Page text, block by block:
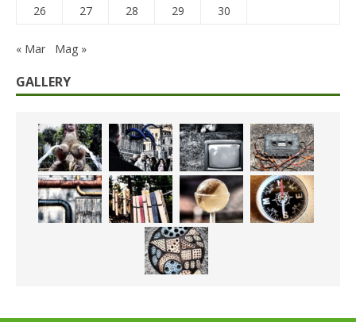
26
27 28 29 30
« Mar Mag »
GALLERY